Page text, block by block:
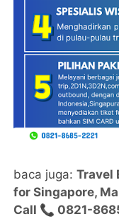
baca juga:Travel
for Singapore,
Call 📞 0821-